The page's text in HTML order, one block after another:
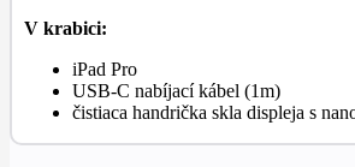
V krabici:
iPad Pro
USB-C nabíjací kábel (1m)
čistiaca handrička skla displeja s